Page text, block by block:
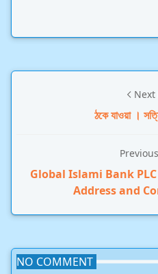
Next
ঠকে যাওয়া ।
Global Islami Bank
Address and
NO COMMENT